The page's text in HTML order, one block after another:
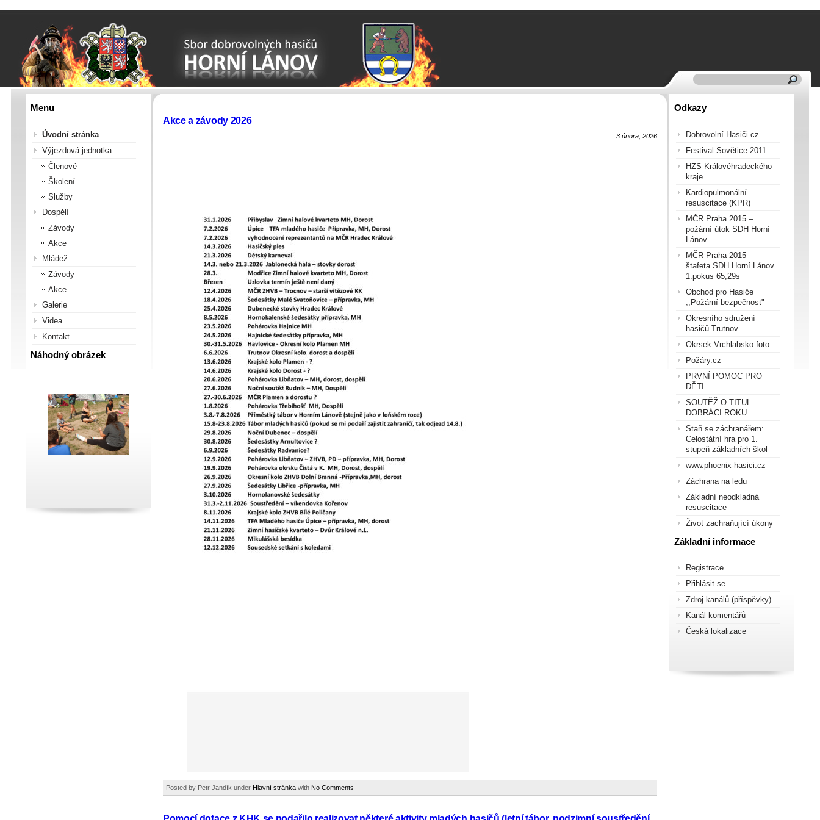
Akce a závody 2026
3 února, 2026
Posted by Petr Jandík under Hlavní stránka with No Comments
Menu
Úvodní stránka
Výjezdová jednotka
Členové
Školení
Služby
Dospělí
Závody
Akce
Mládež
Závody
Akce
Galerie
Videa
Kontakt
Náhodný obrázek
Odkazy
Dobrovolní Hasiči.cz
Festival Sovětice 2011
HZS Královéhradeckého
kraje
Kardiopulmonální
resuscitace (KPR)
MČR Praha 2015 –
požární útok SDH Horní
Lánov
MČR Praha 2015 –
štafeta SDH Horní Lánov
1.pokus 65,29s
Obchod pro Hasiče
,,Požární bezpečnost"
Okresního sdružení
hasičů Trutnov
Okrsek Vrchlabsko foto
Požáry.cz
PRVNÍ POMOC PRO
DĚTI
SOUTĚŽ O TITUL
DOBRÁCI ROKU
Staň se záchranářem:
Celostátní hra pro 1.
stupeň základních škol
www.phoenix-hasici.cz
Záchrana na ledu
Základní neodkladná
resuscitace
Život zachraňující úkony
Základní informace
Registrace
Přihlásit se
Zdroj kanálů (příspěvky)
Kanál komentářů
Česká lokalizace